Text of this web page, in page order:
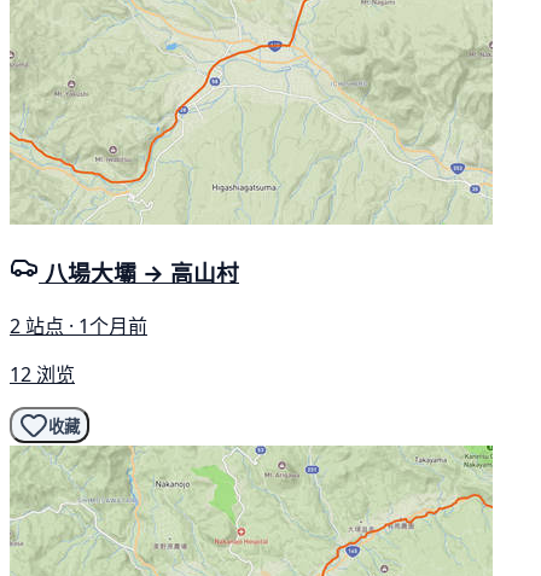
八場大壩 → 高山村
2 站点 · 1个月前
12 浏览
收藏